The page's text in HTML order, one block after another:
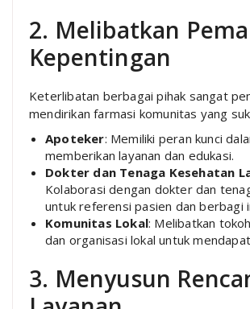
2. Melibatkan
Kepentingan
Keterlibatan berbagai pihak sangat
mendirikan farmasi komunitas yang
Apoteker: Memiliki peran kunci
memberikan layanan dan edukasi.
Dokter dan Tenaga Kesehatan
Kolaborasi dengan dokter dan
untuk referensi pasien dan berbagi
Komunitas Lokal: Melibatkan
dan organisasi lokal untuk
3. Menyusun